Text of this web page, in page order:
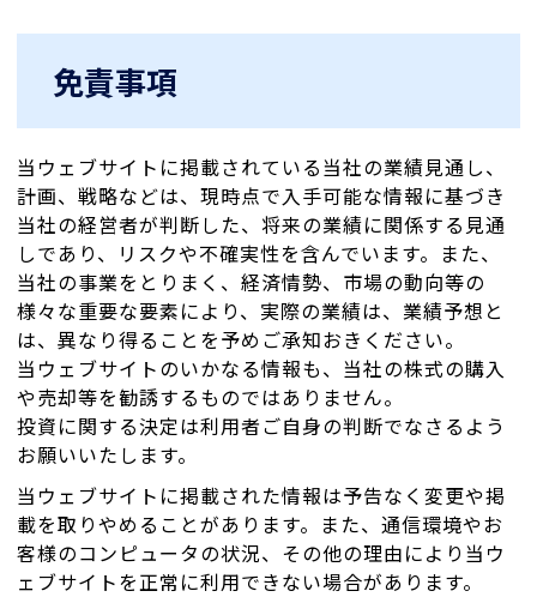
免責事項
当ウェブサイトに掲載されている当社の業績見通し、
計画、戦略などは、現時点で入手可能な情報に基づき
当社の経営者が判断した、将来の業績に関係する見通
しであり、リスクや不確実性を含んでいます。また、
当社の事業をとりまく、経済情勢、市場の動向等の
様々な重要な要素により、実際の業績は、業績予想と
は、異なり得ることを予めご承知おきください。
当ウェブサイトのいかなる情報も、当社の株式の購入
や売却等を勧誘するものではありません。
投資に関する決定は利用者ご自身の判断でなさるよう
お願いいたします。
当ウェブサイトに掲載された情報は予告なく変更や掲
載を取りやめることがあります。また、通信環境やお
客様のコンピュータの状況、その他の理由により当ウ
ェブサイトを正常に利用できない場合があります。